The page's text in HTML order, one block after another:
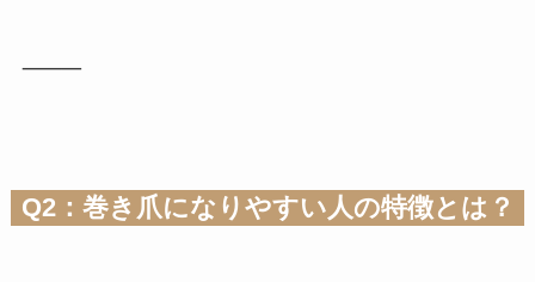
⸻
Q2：巻き爪になりやすい人の特徴とは？